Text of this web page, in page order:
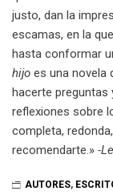
justo, dan la
escamas, en la
hasta conformar
hijo es una novela
hacerte preguntas
reflexiones sobre
completa,
recomendarte.» -
AUTORES,